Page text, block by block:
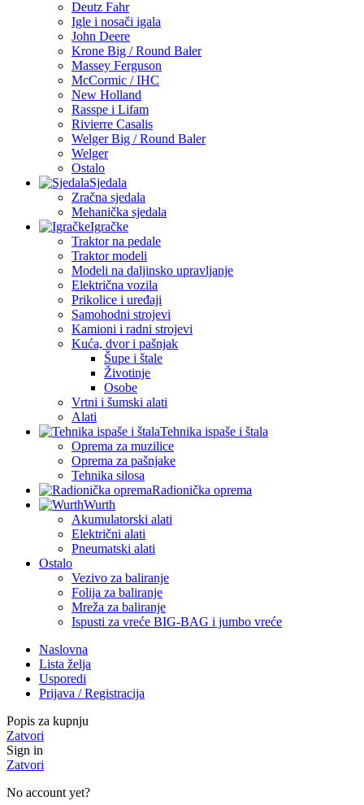
Deutz Fahr
Igle i nosači igala
John Deere
Krone Big / Round Baler
Massey Ferguson
McCormic / IHC
New Holland
Rasspe i Lifam
Rivierre Casalis
Welger Big / Round Baler
Welger
Ostalo
Sjedala
Zračna sjedala
Mehanička sjedala
Igračke
Traktor na pedale
Traktor modeli
Modeli na daljinsko upravljanje
Električna vozila
Prikolice i uređaji
Samohodni strojevi
Kamioni i radni strojevi
Kuća, dvor i pašnjak
Šupe i štale
Životinje
Osobe
Vrtni i šumski alati
Alati
Tehnika ispaše i štala
Oprema za muzilice
Oprema za pašnjake
Tehnika silosa
Radionička oprema
Wurth
Akumulatorski alati
Električni alati
Pneumatski alati
Ostalo
Vezivo za baliranje
Folija za baliranje
Mreža za baliranje
Ispusti za vreće BIG-BAG i jumbo vreće
Naslovna
Lista želja
Usporedi
Prijava / Registracija
Popis za kupnju
Zatvori
Sign in
Zatvori
No account yet?